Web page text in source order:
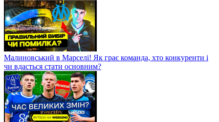
Малиновський в Марселі! Як грає команда, хто конкуренти і
чи вдасться стати основним?